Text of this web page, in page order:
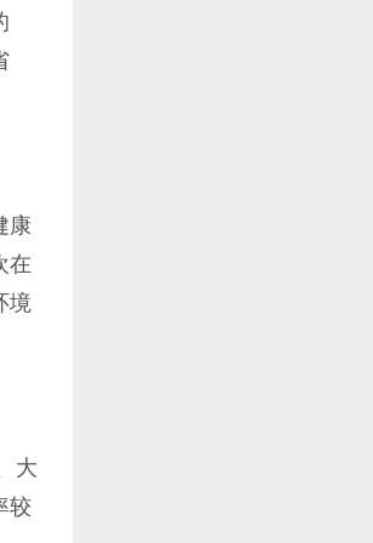
康
在
境
大
较